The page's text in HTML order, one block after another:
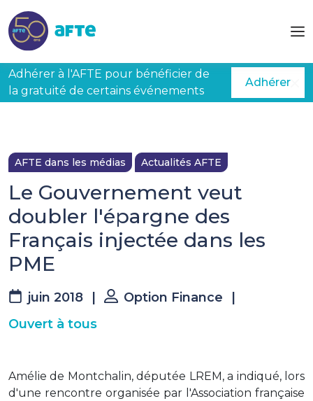
Adhérer à l'AFTE pour bénéficier de
la gratuité de certains événements
Adhérer
AFTE dans les médias Actualités AFTE
Le Gouvernement veut
doubler l'épargne des
Français injectée dans les
PME
juin 2018 Option Finance
Ouvert à tous
Amélie de Montchalin, députée LREM, a indiqué, lors
d'une rencontre organisée par l'Association française